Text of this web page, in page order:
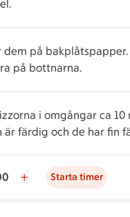
dem på bakplåtspapper.
på bottnarna.
i omgångar ca 10
är färdig och de har fin
Starta timer